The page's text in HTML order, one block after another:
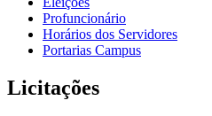
Profuncionário
Horários dos Servidores
Portarias Campus
Licitações